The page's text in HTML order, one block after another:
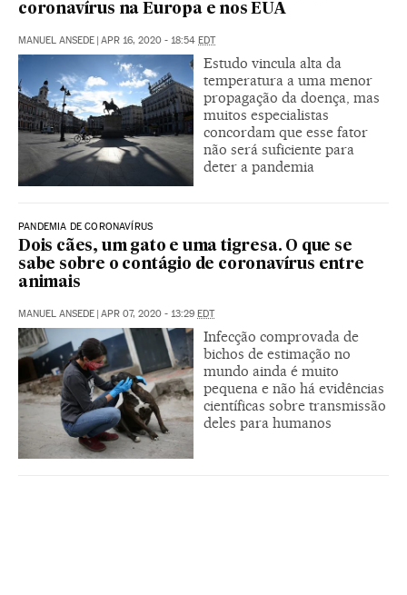
coronavírus na Europa e nos EUA
MANUEL ANSEDE | APR 16, 2020 - 18:54 EDT
Estudo vincula alta da
temperatura a uma menor
propagação da doença, mas
muitos especialistas
concordam que esse fator
não será suficiente para
deter a pandemia
PANDEMIA DE CORONAVÍRUS
Dois cães, um gato e uma tigresa. O que se
sabe sobre o contágio de coronavírus entre
animais
MANUEL ANSEDE | APR 07, 2020 - 13:29 EDT
Infecção comprovada de
bichos de estimação no
mundo ainda é muito
pequena e não há evidências
científicas sobre transmissão
deles para humanos